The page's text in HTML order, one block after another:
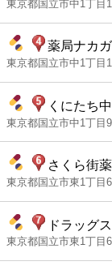
東京都国立市中1丁目
薬局ナカ
東京都国立市中1丁目
くにたち
東京都国立市中1丁目
さくら街
東京都国立市東1丁目
ドラッグ
東京都国立市東1丁目